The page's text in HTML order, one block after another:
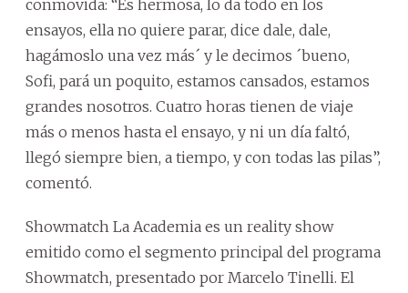
conmovida: “Es hermosa, lo da todo en los
ensayos, ella no quiere parar, dice dale, dale,
hagámoslo una vez más´ y le decimos ´bueno,
Sofi, pará un poquito, estamos cansados, estamos
grandes nosotros. Cuatro horas tienen de viaje
más o menos hasta el ensayo, y ni un día faltó,
llegó siempre bien, a tiempo, y con todas las pilas”,
comentó.
Showmatch La Academia es un reality show
emitido como el segmento principal del programa
Showmatch, presentado por Marcelo Tinelli. El